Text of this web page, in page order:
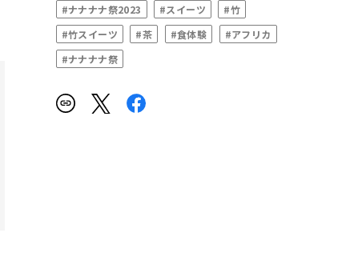
#ナナナナ祭2023 #スイーツ
#竹
#竹スイーツ
#茶 #食体験
#アフリカ
#ナナナナ祭